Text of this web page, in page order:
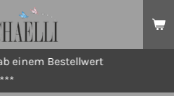
einem Bestellwert